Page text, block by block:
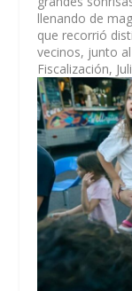
llenando de
que recorrió
vecinos, junto
Fiscalización,